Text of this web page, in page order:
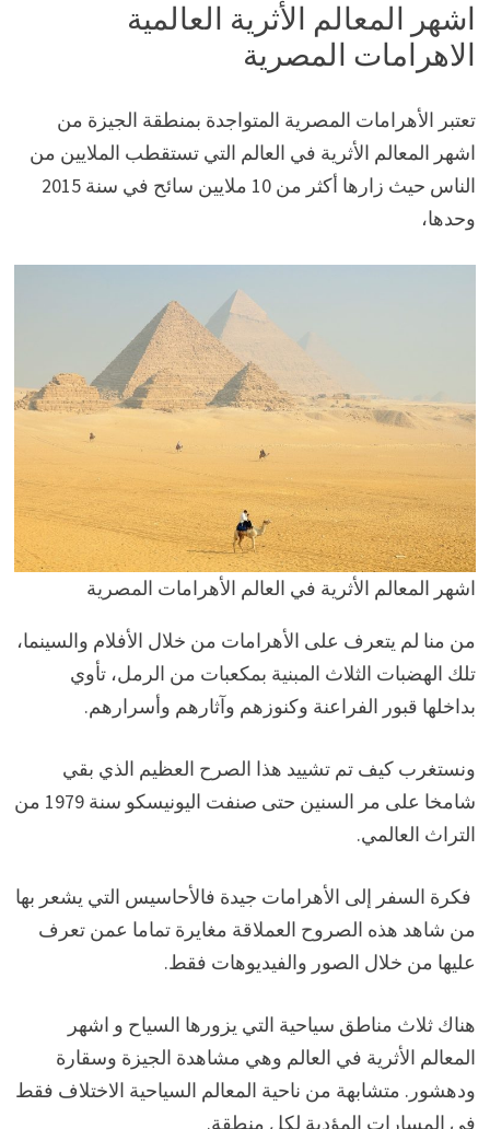
اشهر المعالم الأثرية العالمية
الاهرامات المصرية
تعتبر الأهرامات المصرية المتواجدة بمنطقة الجيزة من
اشهر المعالم الأثرية في العالم التي تستقطب الملايين من
الناس حيث زارها أكثر من 10 ملايين سائح في سنة 2015
وحدها،
اشهر المعالم الأثرية في العالم الأهرامات المصرية
من منا لم يتعرف على الأهرامات من خلال الأفلام والسينما،
تلك الهضبات الثلاث المبنية بمكعبات من الرمل، تأوي
بداخلها قبور الفراعنة وكنوزهم وآثارهم وأسرارهم.
ونستغرب كيف تم تشييد هذا الصرح العظيم الذي بقي
شامخا على مر السنين حتى صنفت اليونيسكو سنة 1979 من
التراث العالمي.
فكرة السفر إلى الأهرامات جيدة فالأحاسيس التي يشعر بها
من شاهد هذه الصروح العملاقة مغايرة تماما عمن تعرف
عليها من خلال الصور والفيديوهات فقط.
هناك ثلاث مناطق سياحية التي يزورها السياح و اشهر
المعالم الأثرية في العالم وهي مشاهدة الجيزة وسقارة
ودهشور. متشابهة من ناحية المعالم السياحية الاختلاف فقط
في المسارات المؤدية لكل منطقة.